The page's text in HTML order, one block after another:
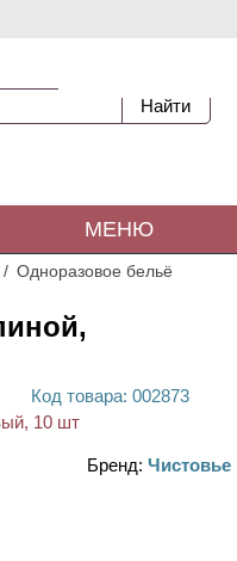
МЕНЮ
Одноразовое бельё
Код товара: 002873
Бренд: Чистовье